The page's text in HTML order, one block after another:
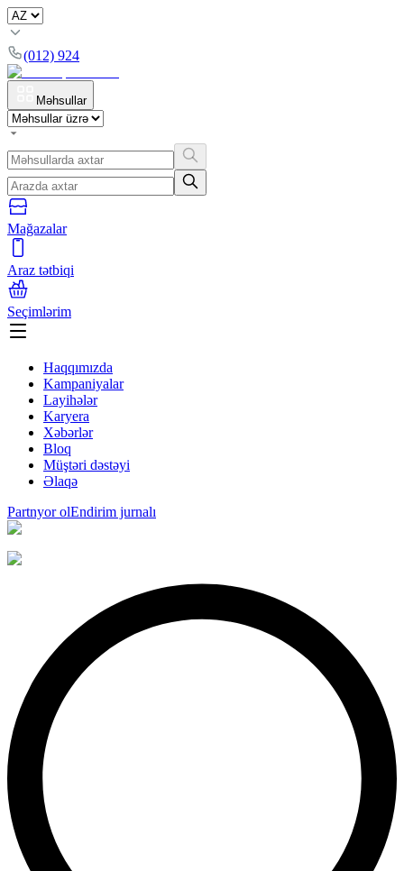
(012) 924
Məhsullar
Mağazalar
Araz tətbiqi
Seçimlərim
Haqqımızda
Kampaniyalar
Layihələr
Karyera
Xəbərlər
Bloq
Müştəri dəstəyi
Əlaqə
Partnyor olEndirim jurnalı